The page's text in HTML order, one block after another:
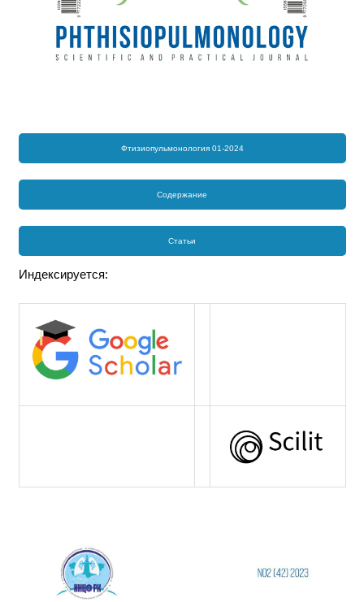
Фтизиопульмонология 01-2024
Содержание
Статьи
Индексируется: